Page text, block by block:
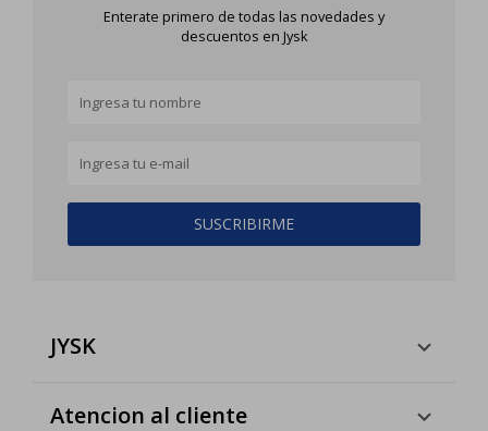
Enterate primero de todas las novedades y
descuentos en Jysk
SUSCRIBIRME
JYSK
Atencion al cliente